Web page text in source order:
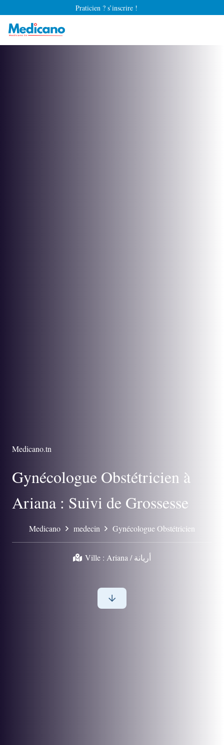
Praticien ? s’inscrire !
Medicano.tn
Gynécologue Obstétricien à
Ariana : Suivi de Grossesse
Medicano medecin Gynécologue Obstétricien
Ville : Ariana / أريانة